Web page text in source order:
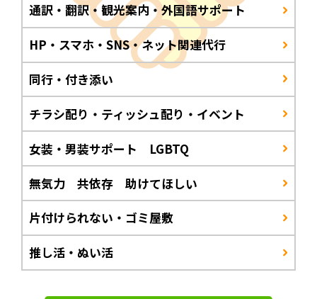
通訳・翻訳・観光案内・外国語サポート
HP・スマホ・SNS・ネット関連代行
同行・付き添い
チラシ配り・ティッシュ配り・イベント
女装・男装サポート LGBTQ
無気力 共依存 助けてほしい
片付けられない・ゴミ屋敷
推し活・ぬい活